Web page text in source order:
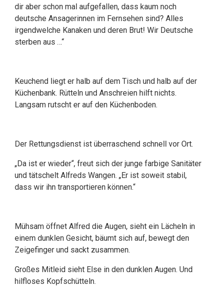
dir aber schon mal aufgefallen, dass kaum noch
deutsche Ansagerinnen im Fernsehen sind? Alles
irgendwelche Kanaken und deren Brut! Wir Deutsche
sterben aus …“
Keuchend liegt er halb auf dem Tisch und halb auf der
Küchenbank. Rütteln und Anschreien hilft nichts.
Langsam rutscht er auf den Küchenboden.
Der Rettungsdienst ist überraschend schnell vor Ort.
„Da ist er wieder“, freut sich der junge farbige Sanitäter
und tätschelt Alfreds Wangen. „Er ist soweit stabil,
dass wir ihn transportieren können.“
Mühsam öffnet Alfred die Augen, sieht ein Lächeln in
einem dunklen Gesicht, bäumt sich auf, bewegt den
Zeigefinger und sackt zusammen.
Großes Mitleid sieht Else in den dunklen Augen. Und
hilfloses Kopfschütteln.